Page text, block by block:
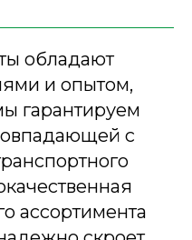
обладают
и опытом,
гарантируем
с
ассортимента